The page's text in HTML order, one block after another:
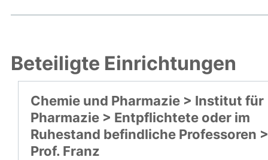
Beteiligte Einrichtungen
Chemie und Pharmazie > Institut für
Pharmazie > Entpflichtete oder im
Ruhestand befindliche Professoren >
Prof. Franz